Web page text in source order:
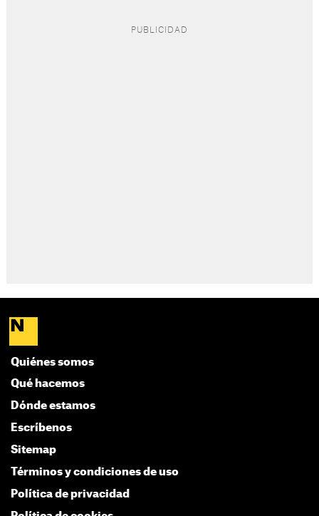
Quiénes somos
Qué hacemos
Dónde estamos
Escríbenos
Sitemap
Términos y condiciones de uso
Política de privacidad